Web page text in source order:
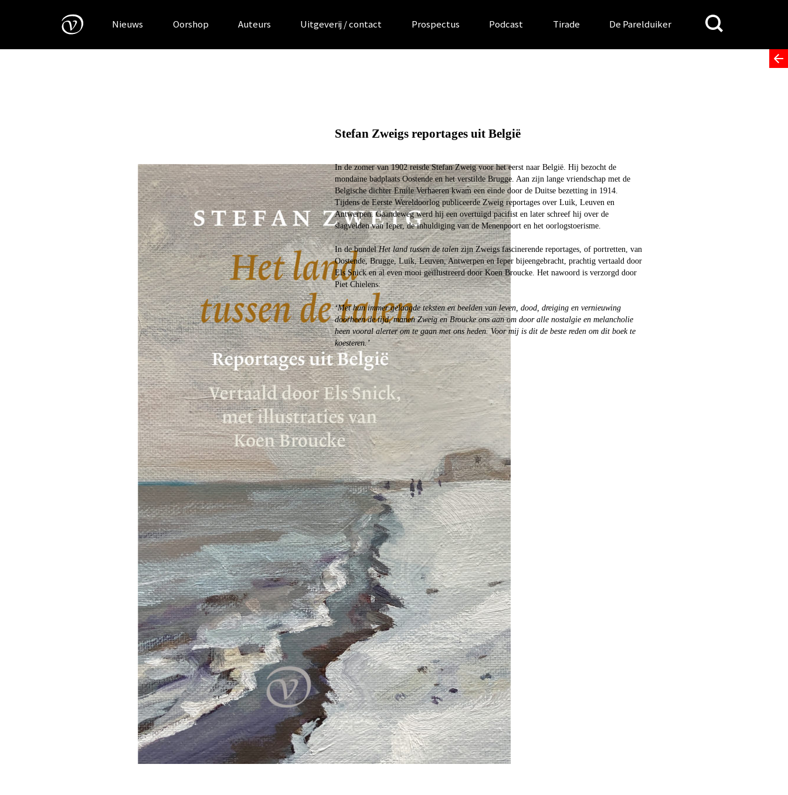
Nieuws Oorshop Auteurs Uitgeverij / contact Prospectus Podcast Tirade De Parelduiker
Search
for:
Stefan Zweigs reportages uit België
In de zomer van 1902 reisde Stefan Zweig voor het eerst naar België. Hij bezocht de
mondaine badplaats Oostende en het verstilde Brugge. Aan zijn lange vriendschap met de
Belgische dichter Emile Verhaeren kwam een einde door de Duitse bezetting in 1914.
Tijdens de Eerste Wereldoorlog publiceerde Zweig reportages over Luik, Leuven en
Antwerpen. Gaandeweg werd hij een overtuigd pacifist en later schreef hij over de
slagvelden van Ieper, de inhuldiging van de Menenpoort en het oorlogstoerisme.
In de bundelHet land tussen de talen zijn Zweigs fascinerende reportages, of portretten, van
Oostende, Brugge, Luik, Leuven, Antwerpen en Ieper bijeengebracht, prachtig vertaald door
Els Snick en al even mooi geïllustreerd door Koen Broucke. Het nawoord is verzorgd door
Piet Chielens:
‘Met hun immer gelaagde teksten en beelden van leven, dood, dreiging en vernieuwing
doorheen de tijd, manen Zweig en Broucke ons aan om door alle nostalgie en melancholie
heen vooral alerter om te gaan met ons heden. Voor mij is dit de beste reden om dit boek te
koesteren.’